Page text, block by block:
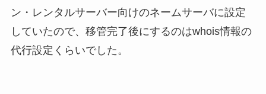
ン・レンタルサーバー向けのネームサーバに設定
していたので、移管完了後にするのはwhois情報の
代行設定くらいでした。